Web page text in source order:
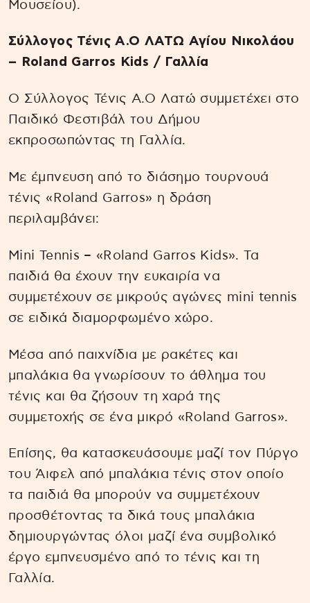
Μουσείου).
Σύλλογος Τένις Α.Ο ΛΑΤΩ Αγίου Νικολάου
– Roland Garros Kids / Γαλλία
Ο Σύλλογος Τένις Α.Ο Λατώ συμμετέχει στο
Παιδικό Φεστιβάλ του Δήμου
εκπροσωπώντας τη Γαλλία.
Με έμπνευση από το διάσημο τουρνουά
τένις «Roland Garros» η δράση
περιλαμβάνει:
Mini Tennis – «Roland Garros Kids». Τα
παιδιά θα έχουν την ευκαιρία να
συμμετέχουν σε μικρούς αγώνες mini tennis
σε ειδικά διαμορφωμένο χώρο.
Μέσα από παιχνίδια με ρακέτες και
μπαλάκια θα γνωρίσουν το άθλημα του
τένις και θα ζήσουν τη χαρά της
συμμετοχής σε ένα μικρό «Roland Garros».
Επίσης, θα κατασκευάσουμε μαζί τον Πύργο
του Άιφελ από μπαλάκια τένις στον οποίο
τα παιδιά θα μπορούν να συμμετέχουν
προσθέτοντας τα δικά τους μπαλάκια
δημιουργώντας όλοι μαζί ένα συμβολικό
έργο εμπνευσμένο από το τένις και τη
Γαλλία.